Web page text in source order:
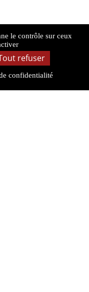
le contrôle sur ceux
refuser
confidentialité